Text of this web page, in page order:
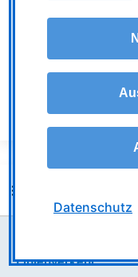
monatliches
ÄLTERE
Linienverkehr
Datenschutz